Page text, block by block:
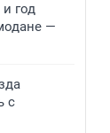
год
—
с